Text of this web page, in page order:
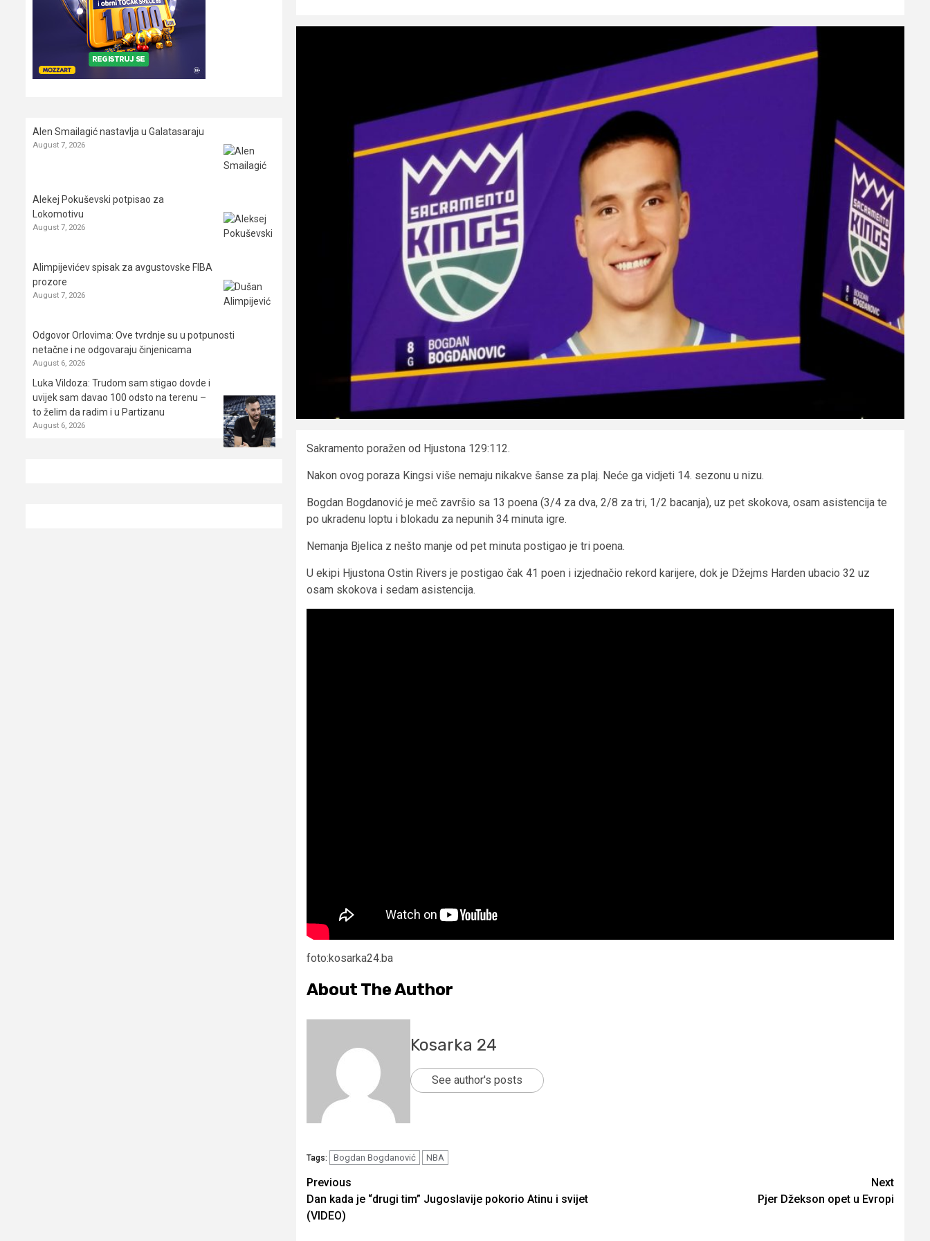
Sakramento poražen od Hjustona 129:112.
Nakon ovog poraza Kingsi više nemaju nikakve šanse za plaj. Neće ga vidjeti 14. sezonu u nizu.
Bogdan Bogdanović je meč završio sa 13 poena (3/4 za dva, 2/8 za tri, 1/2 bacanja), uz pet skokova, osam asistencija te
po ukradenu loptu i blokadu za nepunih 34 minuta igre.
Nemanja Bjelica z nešto manje od pet minuta postigao je tri poena.
U ekipi Hjustona Ostin Rivers je postigao čak 41 poen i izjednačio rekord karijere, dok je Džejms Harden ubacio 32 uz
osam skokova i sedam asistencija.
foto:kosarka24.ba
About The Author
Kosarka 24
See author's posts
Tags: Bogdan Bogdanović NBA
Continue
Reading
Previous
Dan kada je “drugi tim” Jugoslavije pokorio Atinu i svijet
(VIDEO)
Next
Pjer Džekson opet u Evropi
Alen Smailagić nastavlja u Galatasaraju
August 7, 2026
Alekej Pokuševski potpisao za
Lokomotivu
August 7, 2026
Alimpijevićev spisak za avgustovske FIBA
prozore
August 7, 2026
Odgovor Orlovima: ​Ove tvrdnje su u potpunosti
netačne i ne odgovaraju činjenicama
August 6, 2026
Luka Vildoza: Trudom sam stigao dovde i
uvijek sam davao 100 odsto na terenu –
to želim da radim i u Partizanu
August 6, 2026